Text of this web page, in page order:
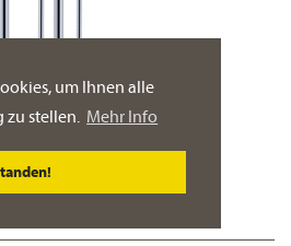
um Ihnen alle
zu stellen. Mehr Info